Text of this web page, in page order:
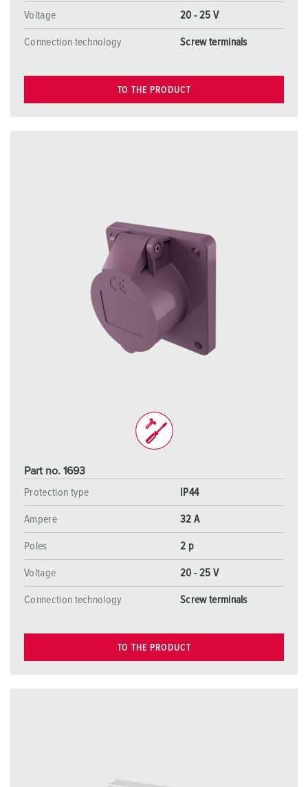
Voltage 20 - 25 V
Connection technology Screw terminals
TO THE PRODUCT
Part no. 1693
Protection type
IP44
Ampere 32 A
Poles 2 p
Voltage 20 - 25 V
Connection technology Screw terminals
TO THE PRODUCT